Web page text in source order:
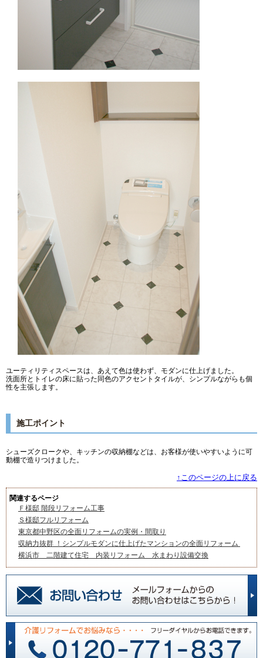
ユーティリティスペースは、あえて色は使わず、モダンに仕上げました。
洗面所とトイレの床に貼った同色のアクセントタイルが、シンプルながらも個
性を主張します。
施工ポイント
シューズクロークや、キッチンの収納棚などは、お客様が使いやすいように可
動棚で造りつけました。
↑このページの上に戻る
関連するページ
Ｆ様邸 階段リフォーム工事
Ｓ様邸フルリフォーム
東京都中野区の全面リフォームの実例・間取り
収納力抜群 ！シンプルモダンに仕上げたマンションの全面リフォーム
横浜市 二階建て住宅 内装リフォーム 水まわり設備交換